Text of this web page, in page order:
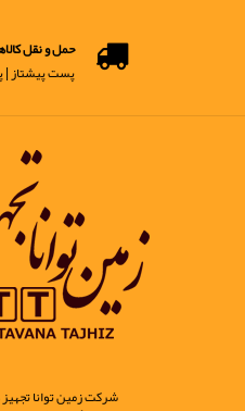
حمل و نقل
پست پیشتاز |
شرکت زمین توانا